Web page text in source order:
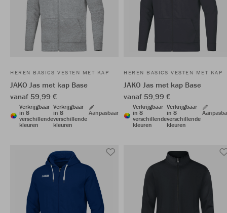
HEREN BASICS VESTEN MET KAP
JAKO Jas met kap Base
vanaf 59,99 €
Verkrijgbaar
in 8
verschillende
kleuren
Verkrijgbaar
in 8
verschillende
kleuren
Aanpasbaar
HEREN BASICS VESTEN MET KAP
JAKO Jas met kap Base
vanaf 59,99 €
Verkrijgbaar
in 8
verschillende
kleuren
Verkrijgbaar
in 8
verschillende
kleuren